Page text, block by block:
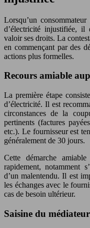
Lorsqu’un
d’électricité injustifiée, il
valoir ses droits. La
en commençant par des
actions plus formelles.
Recours amiable
La première étape
d’électricité. Il est
circonstances de la
pertinents (factures
etc.). Le fournisseur est
généralement de 30 jours.
Cette démarche
rapidement, notamment
d’un malentendu. Il est
les échanges avec le
cas de besoin ultérieur.
Saisine du